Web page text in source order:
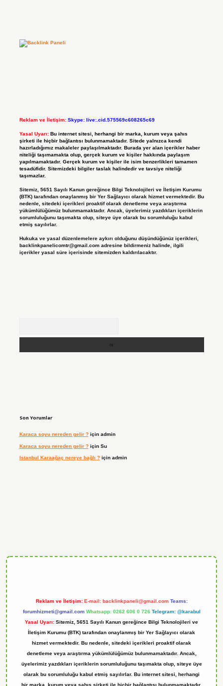
Reklam ve İletişim: Skype: live:.cid.575569c608265c69
Yasal Uyarı: Bu internet sitesi, herhangi bir marka, kurum veya şahıs
şirketi ile hiçbir bağlantısı bulunmamaktadır. Sitede yalnızca kendi
hazırladığımız makaleler paylaşılmaktadır. Burada yer alan içerikler haber
niteliği taşımamakta olup, gerçek kurum ve kişiler hakkında paylaşım
yapılmamaktadır. Gerçek kurum ve kişiler ile isim benzerlikleri tamamen
tesadüfidir. Sitemizdeki bilgiler taslak halindedir ve tavsiye niteliği
taşımazlar.
Sitemiz, 5651 Sayılı Kanun gereğince Bilgi Teknolojileri ve İletişim Kurumu
(BTK) tarafından onaylanmış bir Yer Sağlayıcı olarak hizmet vermektedir. Bu
nedenle, sitedeki içerikleri proaktif olarak denetleme veya araştırma
yükümlülüğümüz bulunmamaktadır. Ancak, üyelerimiz yazdıkları içeriklerin
sorumluluğunu taşımakta olup, siteye üye olarak bu sorumluluğu kabul
etmiş sayılırlar.
Hukuka ve yasal düzenlemelere aykırı olduğunu düşündüğünüz içerikleri,
backlinkpanelicomtr@gmail.comadresine bildirmeniz halinde, ilgili
içerikler yasal süre içerisinde sitemizden kaldırılacaktır.
Son Yorumlar
Karaca soyu nereden gelir ?için admin
Karaca soyu nereden gelir ?için Su
Istanbul Karaağaç nereye bağlı ?için admin
Reklam ve İletişim: E-mail: backlinkpaneli@gmail.com Teams:
forumhizmeti@gmail.com Whatsapp: 0262 606 0 726 Telegram: @karabul
Yasal Uyarı: Sitemiz, 5651 Sayılı Kanun gereğince Bilgi Teknolojileri ve
İletişim Kurumu (BTK) tarafından onaylanmış bir Yer Sağlayıcı olarak
hizmet vermektedir. Bu nedenle, sitedeki içerikleri proaktif olarak
denetleme veya araştırma yükümlülüğümüz bulunmamaktadır. Ancak,
üyelerimiz yazdıkları içeriklerin sorumluluğunu taşımakta olup, siteye üye
olarak bu sorumluluğu kabul etmiş sayılırlar. Bu internet sitesi, herhangi
bir marka, kurum veya şahıs şirketi ile hiçbir bağlantısı bulunmamaktadır.